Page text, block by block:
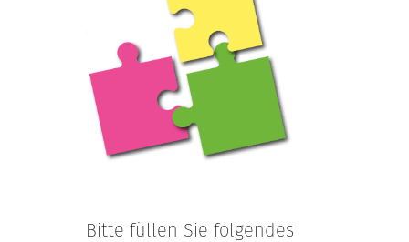
Bitte füllen Sie folgendes